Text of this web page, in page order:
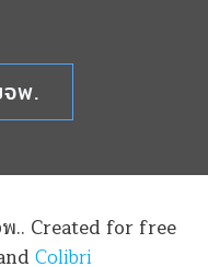
พ.
.. Created for free
Colibri